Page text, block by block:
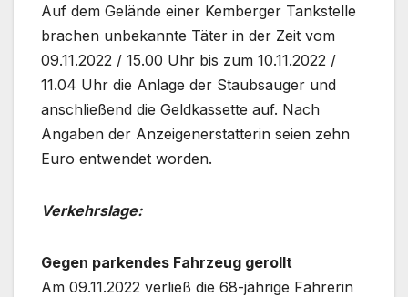
Auf dem Gelände einer Kemberger Tankstelle
brachen unbekannte Täter in der Zeit vom
09.11.2022 / 15.00 Uhr bis zum 10.11.2022 /
11.04 Uhr die Anlage der Staubsauger und
anschließend die Geldkassette auf. Nach
Angaben der Anzeigenerstatterin seien zehn
Euro entwendet worden.
Verkehrslage:
Gegen parkendes Fahrzeug gerollt
Am 09.11.2022 verließ die 68-jährige Fahrerin